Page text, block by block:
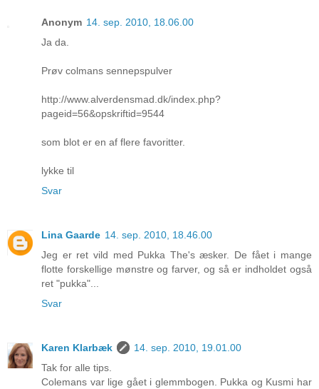
Anonym 14. sep. 2010, 18.06.00
Ja da.
Prøv colmans sennepspulver
http://www.alverdensmad.dk/index.php?
pageid=56&opskriftid=9544
som blot er en af flere favoritter.
lykke til
Svar
Lina Gaarde 14. sep. 2010, 18.46.00
Jeg er ret vild med Pukka The's æsker. De fået i mange
flotte forskellige mønstre og farver, og så er indholdet også
ret "pukka"...
Svar
Karen Klarbæk
14. sep. 2010, 19.01.00
Tak for alle tips.
Colemans var lige gået i glemmbogen. Pukka og Kusmi har